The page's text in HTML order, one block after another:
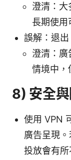
澄清：大
長期使用
誤解：退
澄清：廣
情境中，
8) 安全
使用 VPN
廣告呈現
投放會有所